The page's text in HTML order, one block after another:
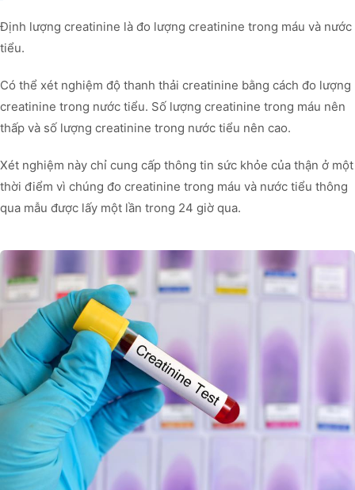
Định lượng creatinine là đo lượng creatinine trong máu và nước
tiểu.
Có thể xét nghiệm độ thanh thải creatinine bằng cách đo lượng
creatinine trong nước tiểu. Số lượng creatinine trong máu nên
thấp và số lượng creatinine trong nước tiểu nên cao.
Xét nghiệm này chỉ cung cấp thông tin sức khỏe của thận ở một
thời điểm vì chúng đo creatinine trong máu và nước tiểu thông
qua mẫu được lấy một lần trong 24 giờ qua.